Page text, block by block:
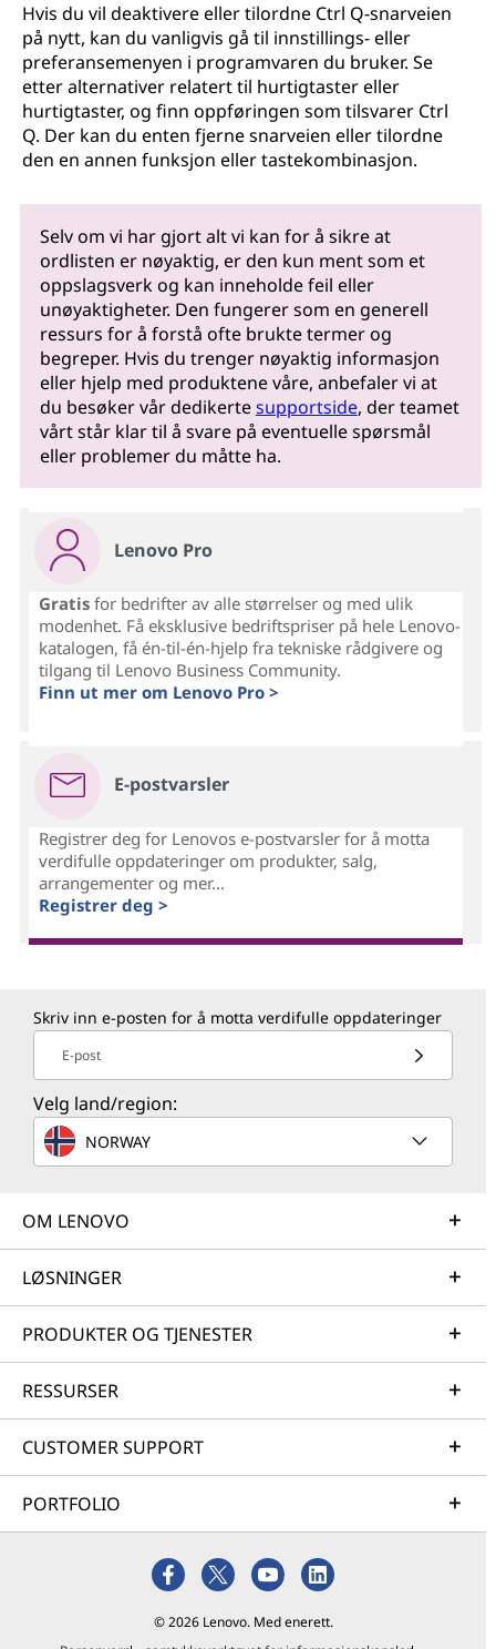
Hvis du vil deaktivere eller tilordne Ctrl Q-snarveien
på nytt, kan du vanligvis gå til innstillings- eller
preferansemenyen i programvaren du bruker. Se
etter alternativer relatert til hurtigtaster eller
hurtigtaster, og finn oppføringen som tilsvarer Ctrl
Q. Der kan du enten fjerne snarveien eller tilordne
den en annen funksjon eller tastekombinasjon.
Selv om vi har gjort alt vi kan for å sikre at
ordlisten er nøyaktig, er den kun ment som et
oppslagsverk og kan inneholde feil eller
unøyaktigheter. Den fungerer som en generell
ressurs for å forstå ofte brukte termer og
begreper. Hvis du trenger nøyaktig informasjon
eller hjelp med produktene våre, anbefaler vi at
du besøker vår dedikertesupportside, der teamet
vårt står klar til å svare på eventuelle spørsmål
eller problemer du måtte ha.
Lenovo Pro
Gratisfor bedrifter av alle størrelser og med ulik
modenhet. Få eksklusive bedriftspriser på hele Lenovo-
katalogen, få én-til-én-hjelp fra tekniske rådgivere og
tilgang til Lenovo Business Community.
Finn ut mer om Lenovo Pro >
E-postvarsler
Registrer deg for Lenovos e-postvarsler for å motta
verdifulle oppdateringer om produkter, salg,
arrangementer og mer...
Registrer deg >
Skriv inn e-posten for å motta verdifulle oppdateringer
E-post
Velg land/region:
NORWAY
OM LENOVO
LØSNINGER
PRODUKTER OG TJENESTER
RESSURSER
CUSTOMER SUPPORT
PORTFOLIO
© 2026 Lenovo. Med enerett.